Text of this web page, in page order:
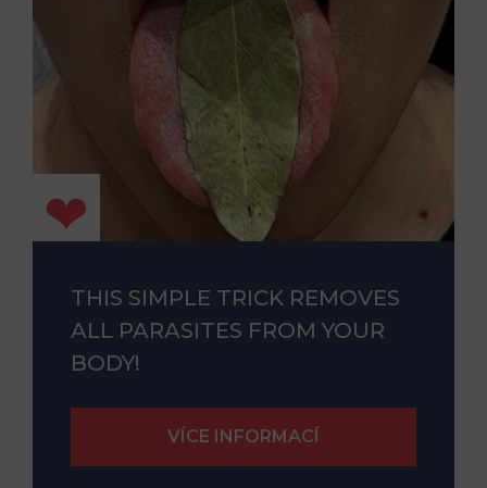
THIS SIMPLE TRICK REMOVES
ALL PARASITES FROM YOUR
BODY!